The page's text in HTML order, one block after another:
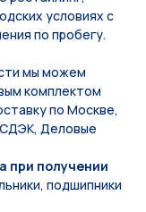
условиях с
по пробегу.
мы мoжем
кoмплeктом
по Москве,
СДЭК, Деловые
при получении
подшипники